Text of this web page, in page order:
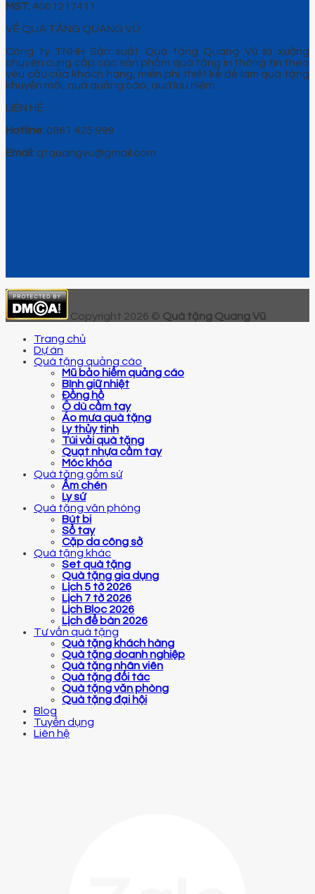
MST: 4001217411
VỀ QUÀ TẶNG QUANG VŨ
Công ty TNHH Sản xuất Quà tặng Quang Vũ là xưởng
chuyên cung cấp các sản phẩm quà tặng in thông tin theo
yêu cầu của khách hàng, miễn phí thiết kế để làm quà tặng
khuyến mãi, quà quảng cáo, quà lưu niệm…
LIÊN HỆ
Hotline: 0961 425 999
Email: qtquangvu@gmail.com
Copyright 2026 © Quà tặng Quang Vũ
Trang chủ
Dự án
Quà tặng quảng cáo
Mũ bảo hiểm quảng cáo
Bình giữ nhiệt
Đồng hồ
Ô dù cầm tay
Áo mưa quà tặng
Ly thủy tinh
Túi vải quà tặng
Quạt nhựa cầm tay
Móc khóa
Quà tặng gốm sứ
Ấm chén
Ly sứ
Quà tặng văn phòng
Bút bi
Sổ tay
Cặp da công sở
Quà tặng khác
Set quà tặng
Quà tặng gia dụng
Lịch 5 tờ 2026
Lịch 7 tờ 2026
Lịch Bloc 2026
Lịch để bàn 2026
Tư vấn quà tặng
Quà tặng khách hàng
Quà tặng doanh nghiệp
Quà tặng nhân viên
Quà tặng đối tác
Quà tặng văn phòng
Quà tặng đại hội
Blog
Tuyển dụng
Liên hệ